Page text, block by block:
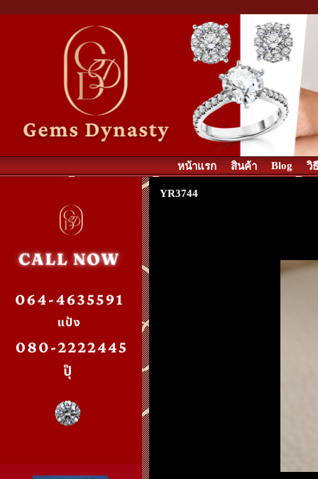
หน้าแรก สินค้า Blog วิ
YR3744